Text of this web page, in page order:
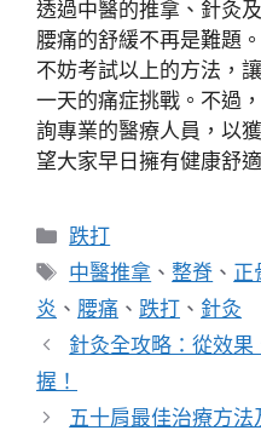
透過中醫的推拿、針灸
腰痛的舒緩不再是難題
不妨考試以上的方法，
一天的痛症挑戰。不過
詢專業的醫療人員，以
望大家早日擁有健康舒
分
類
跌打
標
籤
中醫推拿 、整脊 、 正
炎 、 腰痛 、 跌打 、 針灸
針灸全攻略：從效
握！
五十肩最佳治療方